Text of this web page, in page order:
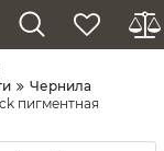
Чернила
пигментная